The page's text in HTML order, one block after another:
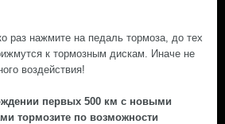
раз нажмите на педаль тормоза, до тех
к тормозным дискам. Иначе не
воздействия!
первых 500 км с новыми
тормозите по возможности